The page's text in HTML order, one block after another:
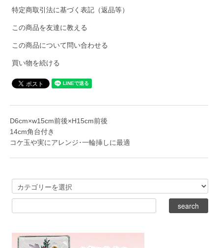
特定商取引法に基づく表記（返品等）
この商品を友達に教える
この商品について問い合わせる
買い物を続ける
D6cm×w15cm前後×H15cm前後
14cm角台付き
コケ玉や実にアレンジ･一輪挿しに最適